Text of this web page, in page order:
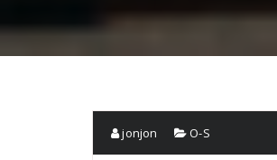
jonjon O-S